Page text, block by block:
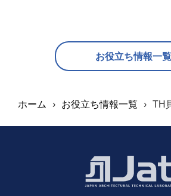
お役立ち情報一覧
ホーム › お役立ち情報一覧 › TH